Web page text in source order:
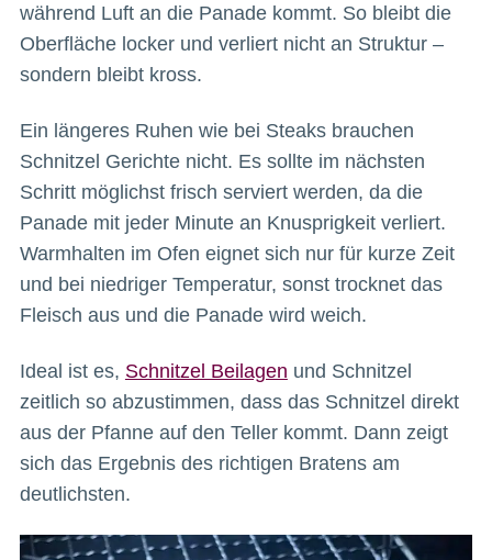
während Luft an die Panade kommt. So bleibt die
Oberfläche locker und verliert nicht an Struktur –
sondern bleibt kross.
Ein längeres Ruhen wie bei Steaks brauchen
Schnitzel Gerichte nicht. Es sollte im nächsten
Schritt möglichst frisch serviert werden, da die
Panade mit jeder Minute an Knusprigkeit verliert.
Warmhalten im Ofen eignet sich nur für kurze Zeit
und bei niedriger Temperatur, sonst trocknet das
Fleisch aus und die Panade wird weich.
Ideal ist es, Schnitzel Beilagen und Schnitzel
zeitlich so abzustimmen, dass das Schnitzel direkt
aus der Pfanne auf den Teller kommt. Dann zeigt
sich das Ergebnis des richtigen Bratens am
deutlichsten.